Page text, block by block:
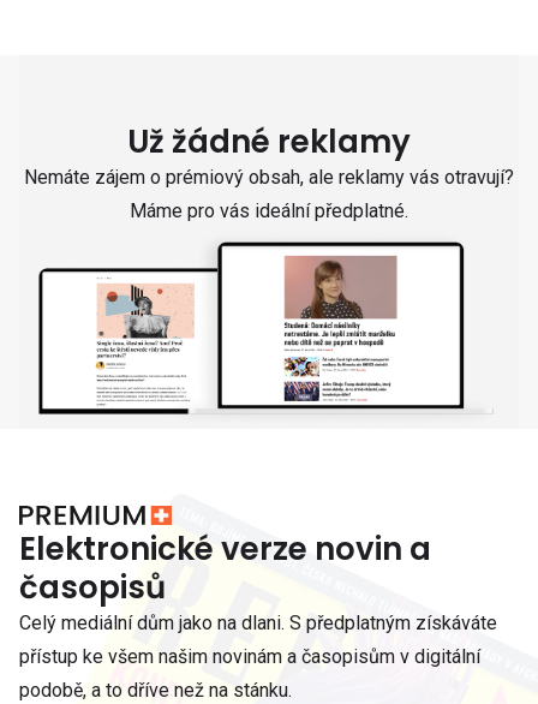
Už žádné reklamy
Nemáte zájem o prémiový obsah, ale reklamy vás otravují?
Máme pro vás ideální předplatné.
Elektronické verze novin a
časopisů
Celý mediální dům jako na dlani. S předplatným získáváte
přístup ke všem našim novinám a časopisům v digitální
podobě, a to dříve než na stánku.